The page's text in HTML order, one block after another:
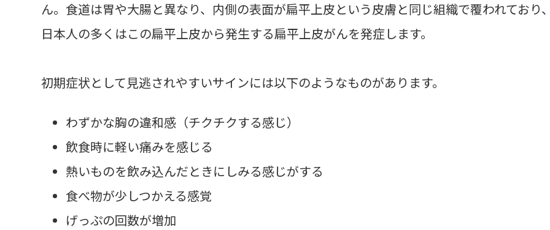
ん。食道は胃や大腸と異なり、内側の表面が扁平上皮という皮膚と同じ組織で覆われており、
日本人の多くはこの扁平上皮から発生する扁平上皮がんを発症します。
初期症状として見逃されやすいサインには以下のようなものがあります。
わずかな胸の違和感（チクチクする感じ）
飲食時に軽い痛みを感じる
熱いものを飲み込んだときにしみる感じがする
食べ物が少しつかえる感覚
げっぷの回数が増加